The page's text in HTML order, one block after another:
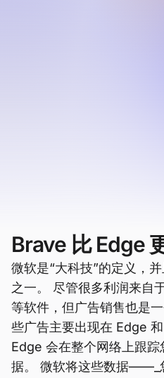
机上是第二大最广泛使
Brave 比 Edge
微软是“大科技”的定义，
之一。 尽管很多利润来自
等软件，但广告销售也是
些广告主要出现在 Edge
Edge 会在整个网络上跟
据。 微软将这些数据